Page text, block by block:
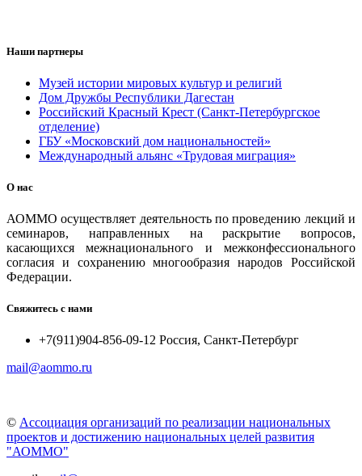
Наши партнеры
Музей истории мировых культур и религий
Дом Дружбы Республики Дагестан
Российский Красный Крест (Санкт-Петербургское
отделение)
ГБУ «Московский дом национальностей»
Международный альянс «Трудовая миграция»
О нас
АОММО осуществляет деятельность по проведению лекций и
семинаров, направленных на раскрытие вопросов,
касающихся межнационального и межконфессионального
согласия и сохранению многообразия народов Российской
Федерации.
Свяжитесь с нами
+7(911)904-856-09-12 Россия, Санкт-Петербург
mail@aommo.ru
© Ассоциация организаций по реализации национальных
проектов и достижению национальных целей развития
"АОММО"